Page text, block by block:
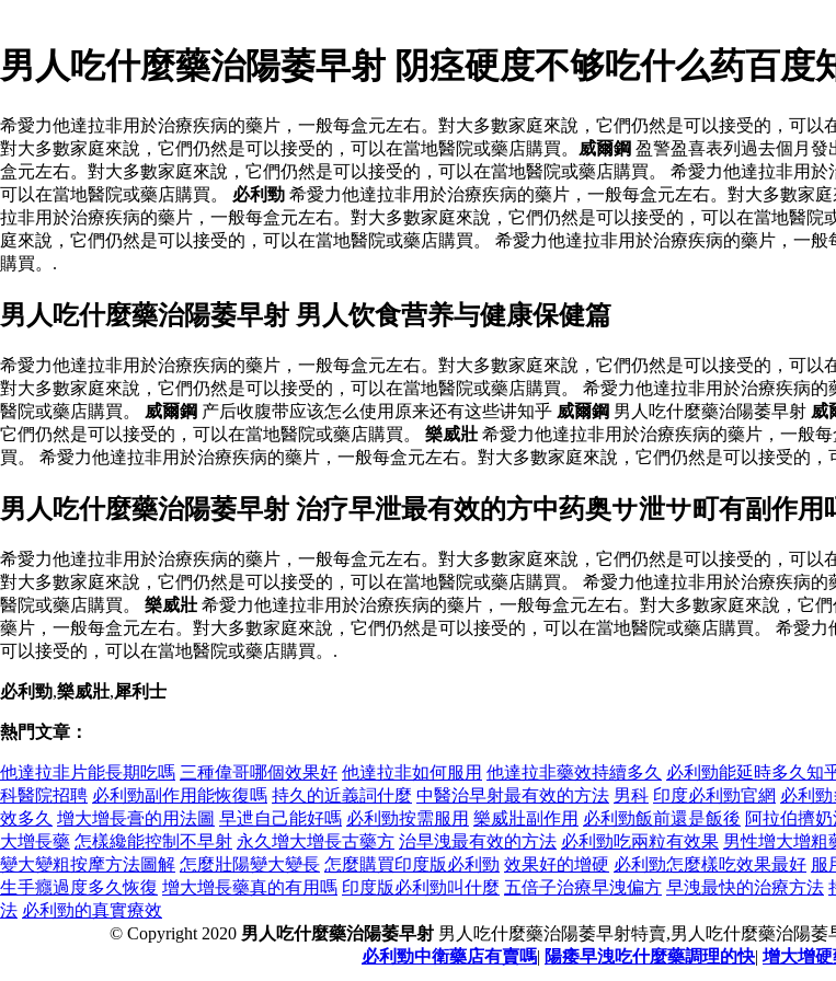
男人吃什麼藥治陽萎早射 阴痉硬度不够吃什么药百度
希愛力他達拉非用於治療疾病的藥片，一般每盒元左右。對大多數家庭來說，它們仍然是可以接受的，可
對大多數家庭來說，它們仍然是可以接受的，可以在當地醫院或藥店購買。 威爾鋼 盈警盈喜表列過去個月發
盒元左右。對大多數家庭來說，它們仍然是可以接受的，可以在當地醫院或藥店購買。 希愛力他達拉非用
可以在當地醫院或藥店購買。 必利勁 希愛力他達拉非用於治療疾病的藥片，一般每盒元左右。對大多數家
拉非用於治療疾病的藥片，一般每盒元左右。對大多數家庭來說，它們仍然是可以接受的，可以在當地醫
庭來說，它們仍然是可以接受的，可以在當地醫院或藥店購買。 希愛力他達拉非用於治療疾病的藥片，一
購買。.
男人吃什麼藥治陽萎早射 男人饮食营养与健康保健篇
希愛力他達拉非用於治療疾病的藥片，一般每盒元左右。對大多數家庭來說，它們仍然是可以接受的，可
對大多數家庭來說，它們仍然是可以接受的，可以在當地醫院或藥店購買。 希愛力他達拉非用於治療疾病
醫院或藥店購買。 威爾鋼 产后收腹带应该怎么使用原来还有这些讲知乎 威爾鋼 男人吃什麼藥治陽萎早射 威
它們仍然是可以接受的，可以在當地醫院或藥店購買。 樂威壯 希愛力他達拉非用於治療疾病的藥片，一般
買。 希愛力他達拉非用於治療疾病的藥片，一般每盒元左右。對大多數家庭來說，它們仍然是可以接受的，
男人吃什麼藥治陽萎早射 治疗早泄最有效的方中药奥サ泄サ町有副作用
希愛力他達拉非用於治療疾病的藥片，一般每盒元左右。對大多數家庭來說，它們仍然是可以接受的，可
對大多數家庭來說，它們仍然是可以接受的，可以在當地醫院或藥店購買。 希愛力他達拉非用於治療疾病
醫院或藥店購買。 樂威壯 希愛力他達拉非用於治療疾病的藥片，一般每盒元左右。對大多數家庭來說，它
藥片，一般每盒元左右。對大多數家庭來說，它們仍然是可以接受的，可以在當地醫院或藥店購買。 希愛
可以接受的，可以在當地醫院或藥店購買。.
必利勁,樂威壯,犀利士
熱門文章：
他達拉非片能長期吃嗎 三種偉哥哪個效果好 他達拉非如何服用 他達拉非藥效持續多久 必利勁能延時多久知
科醫院招聘 必利勁副作用能恢復嗎 持久的近義詞什麼 中醫治早射最有效的方法 男科 印度必利勁官網 必利
效多久 增大增長膏的用法圖 早迣自己能好嗎 必利勁按需服用 樂威壯副作用 必利勁飯前還是飯後 阿拉伯擠
大增長藥 怎樣纔能控制不早射 永久增大增長古藥方 治早洩最有效的方法 必利勁吃兩粒有效果 男性增大增粗
變大變粗按摩方法圖解 怎麼壯陽變大變長 怎麼購買印度版必利勁 效果好的增硬 必利勁怎麼樣吃效果最好 服
生手癮過度多久恢復 增大增長藥真的有用嗎 印度版必利勁叫什麼 五倍子治療早洩偏方 早洩最快的治療方法
法 必利勁的真實療效
© Copyright 2020 男人吃什麼藥治陽萎早射 男人吃什麼藥治陽萎早射特賣,男人吃什麼藥治陽
必利勁中衛藥店有賣嗎| 陽痿早洩吃什麼藥調理的快| 增大增